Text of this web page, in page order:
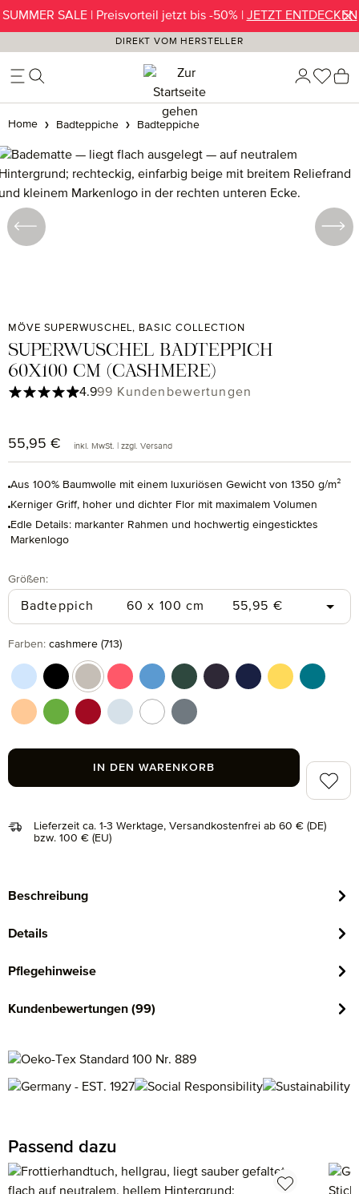
Zum Hauptinhalt springen
SUMMER SALE | Preisvorteil jetzt bis -50% | JETZT ENTDECKEN
DIREKT VOM HERSTELLER
Du
Home Badteppiche Badteppiche
Bildergalerie überspringen
MÖVE SUPERWUSCHEL, BASIC COLLECTION
SUPERWUSCHEL BADTEPPICH
60X100 CM (CASHMERE)
Regulärer Preis:
55,95 € inkl. MwSt. | zzgl. Versand
Aus 100% Baumwolle mit einem luxuriösen Gewicht von 1350 g/m²
Kerniger Griff, hoher und dichter Flor mit maximalem Volumen
Edle Details: markanter Rahmen und hochwertig eingesticktes
Markenlogo
Durchschnittliche Bewertung von 4.9 von 5 Sternen
4.999 Kundenbewertungen
Lieferzeit ca. 1-3 Werktage, Versandkostenfrei ab 60 € (DE)
bzw. 100 € (EU)
Größenauswählen
:
Badteppich 60 x 100 cm Regulärer Preis:
55,95 €
Farbenauswählen
: cashmere (713)
aquamarine (577)
black (199)cashmere (713)
coral (262)cornflower (410)
cypress (665)
dark grey (820)
deep sea (596)
gold (115)lagoon
peach fuzz (163)
peridot (658)
ruby (075)silver (829)
snow (001)stone (850)
IN DEN WARENKORB Zum
Beschreibung
Details
Pflegehinweise
Kundenbewertungen (99)
Passend dazu
Produktgalerie überspringen